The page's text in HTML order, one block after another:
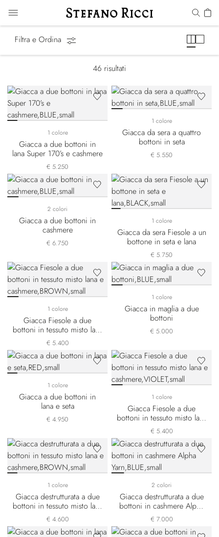
Filtra e Ordina
46 risultati
1 colore
Giacca a due bottoni in
lana Super 170’s e cashmere
€ 5.250
1 colore
Giacca da sera a quattro
bottoni in seta
€ 5.550
2 colori
Giacca a due bottoni in
cashmere
€ 6.750
1 colore
Giacca da sera Fiesole a un
bottone in seta e lana
€ 5.750
1 colore
Giacca Fiesole a due
bottoni in tessuto misto lana
e cashmere
€ 5.400
1 colore
Giacca in maglia a due
bottoni
€ 5.000
1 colore
Giacca a due bottoni in
lana e seta
€ 4.950
1 colore
Giacca Fiesole a due
bottoni in tessuto misto lana
e cashmere
€ 5.400
1 colore
Giacca destrutturata a due
bottoni in tessuto misto lana
e cashmere
€ 4.600
2 colori
Giacca destrutturata a due
bottoni in cashmere Alpha
Yarn
€ 7.000